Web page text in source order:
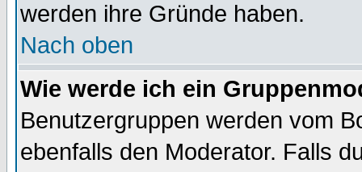
werden ihre Gründe haben.
Nach oben
Wie werde ich ein
Benutzergruppen werden vom
ebenfalls den Moderator. Falls